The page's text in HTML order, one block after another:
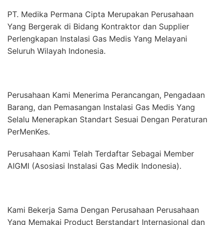
PT. Medika Permana Cipta Merupakan Perusahaan
Yang Bergerak di Bidang Kontraktor dan Supplier
Perlengkapan Instalasi Gas Medis Yang Melayani
Seluruh Wilayah Indonesia.
Perusahaan Kami Menerima Perancangan, Pengadaan
Barang, dan Pemasangan Instalasi Gas Medis Yang
Selalu Menerapkan Standart Sesuai Dengan Peraturan
PerMenKes.
Perusahaan Kami Telah Terdaftar Sebagai Member
AIGMI (Asosiasi Instalasi Gas Medik Indonesia).
Kami Bekerja Sama Dengan Perusahaan Perusahaan
Yang Memakai Product Berstandart Internasional dan